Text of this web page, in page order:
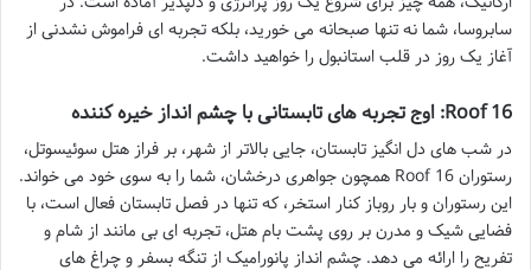
سابروسا، شما نه تنها صبحانه می خورید، بلکه تجربه ای فراموش نشدنی از
آغاز یک روز در قلب استانبول را خواهید داشت.
16 Roof: اوج تجربه های تابستانی با چشم انداز خیره کننده
در شب های دل انگیز تابستان، جایی بالاتر از شهر، بر فراز هتل سوئیسوتل،
رستوران 16 Roof همچون جواهری درخشان، شما را به سوی خود می خواند.
این رستوران و بار روباز کنار استخر، که تنها در فصل تابستان فعال است، با
فضایی شیک و مدرن بر روی پشت بام هتل، تجربه ای بی مانند از شام و
تفریح را ارائه می دهد. چشم انداز پانورامیک از تنگه بسفر و چراغ های